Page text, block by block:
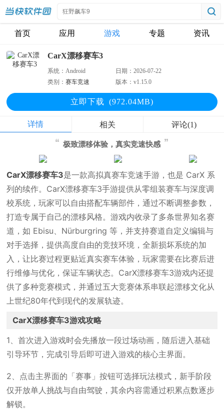
首页 应用 游戏 专题 资讯
CarX漂移赛车3
系统：Android 日期：2026-07-22
类别：赛车竞速 版本：v1.15.0
立即下载 (972.04MB)
详情 相关 评论(1)
极致漂移体验，真实竞速快感
CarX漂移赛车3是一款高拟真赛车竞速手游，也是 CarX 系
列的续作。CarX漂移赛车3手游提供从零组装赛车与深度调
校系统，玩家可以自由搭配车辆部件，通过不断调整参数，
打造专属于自己的漂移风格。游戏内收录了多条世界知名赛
道，如 Ebisu、Nürburgring 等，并支持赛道自定义编辑与
对手选择，提供高度自由的竞技环境，全新损坏系统的加
入，让比赛过程更贴近真实赛车体验，玩家需要在比赛后进
行维修与优化，保证车辆状态。CarX漂移赛车3游戏内还提
供了多种竞赛模式，并通过五大竞赛体系串联起漂移文化从
上世纪80年代到现代的发展轨迹。
CarX漂移赛车3游戏攻略
1、首次进入游戏时会先播放一段过场动画，随后进入基础
引导环节，完成引导后即可进入游戏的核心主界面。
2、点击主界面的「赛事」按钮可选择玩法模式，新手阶段
仅开放单人挑战与自由驾驶，其余内容需通过积累点数逐步
解锁。